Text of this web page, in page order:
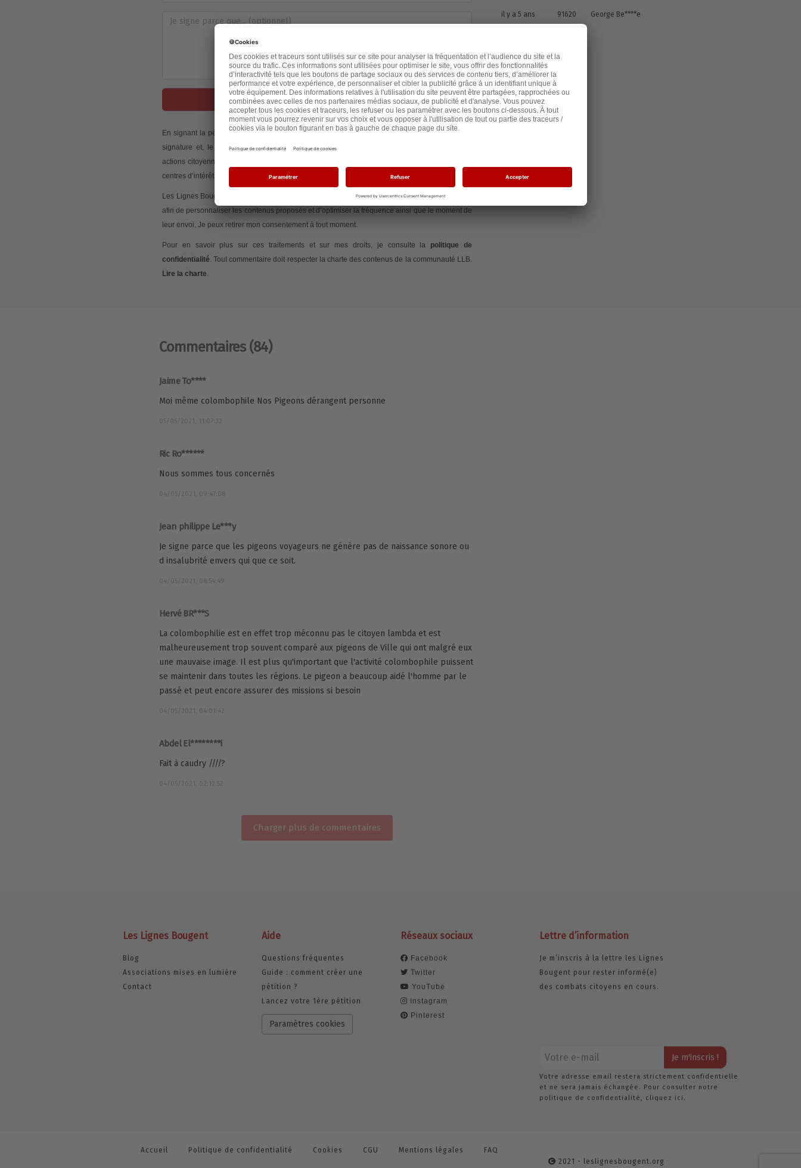
Je signe la pétition
En signant la pétition, j’accepte que Les Lignes Bougent traite mes données afin de gérer ma
signature et, le cas échéant, mon commentaire. J’accepte également d’être informé(e) des
actions citoyennes initiées via Les Lignes Bougent et de recevoir des contenus adaptés à mes
centres d’intérêt.
Les Lignes Bougent peut mesurer si et quand j’ouvre ses emails, au moyen de pixels de suivi,
afin de personnaliser les contenus proposés et d’optimiser la fréquence ainsi que le moment de
leur envoi. Je peux retirer mon consentement à tout moment.
Pour en savoir plus sur ces traitements et sur mes droits, je consulte la politique de
confidentialité. Tout commentaire doit respecter la charte des contenus de la communauté LLB.
Lire la charte.
il y a 5 ans 91620 George Be****e
Commentaires (84)
Jaime To****
Moi même colombophile Nos Pigeons dérangent personne
05/05/2021, 11:07:32
Ric Ro******
Nous sommes tous concernés
04/05/2021, 09:47:08
Jean philippe Le***y
Je signe parce que les pigeons voyageurs ne génère pas de naissance sonore ou
d insalubrité envers qui que ce soit.
04/05/2021, 08:54:49
Hervé BR***S
La colombophilie est en effet trop méconnu pas le citoyen lambda et est
malheureusement trop souvent comparé aux pigeons de Ville qui ont malgré eux
une mauvaise image. Il est plus qu'important que l'activité colombophile puissent
se maintenir dans toutes les régions. Le pigeon a beaucoup aidé l'homme par le
passé et peut encore assurer des missions si besoin
04/05/2021, 04:01:42
Abdel El********i
Fait à caudry ////?
04/05/2021, 02:12:52
Charger plus de commentaires
Les Lignes Bougent
Blog
Associations mises en lumière
Contact
Aide
Questions fréquentes
Guide : comment créer une
pétition ?
Lancez votre 1ère pétition
Paramètres cookies
Réseaux sociaux
Facebook
Twitter
YouTube
Instagram
Pinterest
Lettre d’information
Je m’inscris à la lettre les Lignes
Bougent pour rester informé(e)
des combats citoyens en cours.
Votre adresse email restera strictement confidentielle
et ne sera jamais échangée. Pour consulter notre
politique de confidentialité, cliquez ici.
Accueil Politique de confidentialité Cookies CGU Mentions légales
FAQ
2021 - leslignesbougent.org